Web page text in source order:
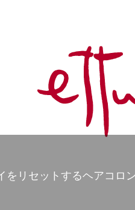
をリセットするヘアコロ